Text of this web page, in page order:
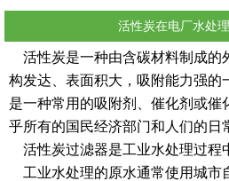
活性炭在电厂水处
活性炭是一种由含碳材料制成的
构发达、表面积大，吸附能力强的
是一种常用的吸附剂、催化剂或催
乎所有的国民经济部门和人们的日
活性炭过滤器是工业水处理过程
工业水处理的原水通常使用城市